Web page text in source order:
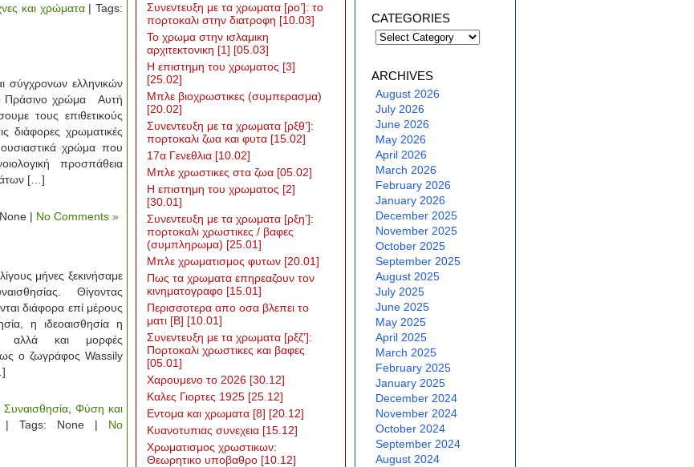
και χρώματα| Tags:
σύγχρονων ελληνικών
Πράσινο χρώμα Αυτή
τους επιθετικούς
διάφορες χρωματικές
χρώμα που
προσπάθεια
[…]
| No Comments »
μήνες ξεκινήσαμε
Θίγοντας
διάφορα επί μέρους
η ιδεοαισθησία η
αλλά και μορφές
ο ζωγράφος Wassily
Συναισθησία, Φύση και
| Tags: None | No
Συνεντευξη με τα χρωματα [ρο’]: το
πορτοκαλι στην διατροφη [10.03]
To χρωμα στην ισλαμικη
αρχιτεκτονικη [1] [05.03]
Η επιστημη του χρωματος [3]
[25.02]
Μπλε βιοχρωστικες (συμπερασμα)
[20.02]
Συνεντευξη με τα χρωματα [ρξθ’]:
πορτοκαλι ζωα και φυτα [15.02]
17α Γενεθλια [10.02]
Μπλε χρωστικες στα ζωα [05.02]
Η επιστημη του χρωματος [2]
[30.01]
Συνεντευξη με τα χρωματα [ρξη’]:
πορτοκαλι χρωστικες / βαφες
(συμπληρωμα) [25.01]
Μπλε χρωματισμος φυτων [20.01]
Πως τα χρωματα επηρεαζουν τον
κινηματογραφο [15.01]
Περισσοτερα απο οσα βλεπει το
ματι [Β] [10.01]
Συνεντευξη με τα χρωματα [ρξζ’]:
Πορτοκαλι χρωστικες και βαφες
[05.01]
Χαρουμενο το 2026 [30.12]
Καλες Γιορτες 1925 [25.12]
Εντομα και χρωματα [8] [20.12]
Κυανοτυπιας συνεχεια [15.12]
Χρωματισμος χρωστικων:
Θεωρητικο υποβαθρο [10.12]
CATEGORIES
Categories
ARCHIVES
August 2026
July 2026
June 2026
May 2026
April 2026
March 2026
February 2026
January 2026
December 2025
November 2025
October 2025
September 2025
August 2025
July 2025
June 2025
May 2025
April 2025
March 2025
February 2025
January 2025
December 2024
November 2024
October 2024
September 2024
August 2024